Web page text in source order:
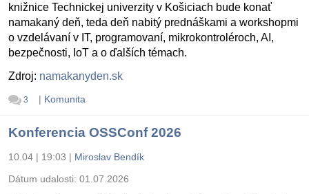
knižnice Technickej univerzity v Košiciach bude konať
namakaný deň, teda deň nabitý prednáškami a workshopmi
o vzdelávaní v IT, programovaní, mikrokontroléroch, AI,
bezpečnosti, IoT a o ďalších témach.
Zdroj: namakanyden.sk
3 | Komunita
Konferencia OSSConf 2026
10.04 | 19:03 | Miroslav Bendík
Dátum udalosti: 01.07.2026